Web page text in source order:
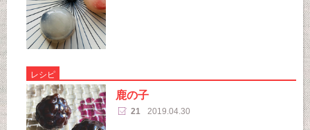
レシピ
鹿の子
21 2019.04.30